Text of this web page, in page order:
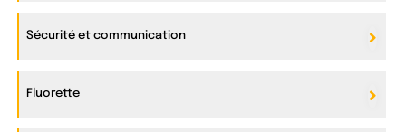
Sécurité et communication
Fluorette